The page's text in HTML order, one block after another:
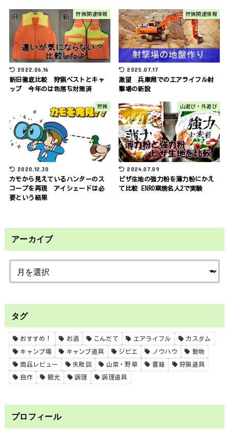
狩猟関連情報
2022.06.16
新旧徹底比較 狩猟ベストとキャ
ップ 今年のは色落ち対策済
狩猟関連情報
2025.07.17
激望 兵庫県でのエアライフル射
撃場の新設
狩猟
2020.12.30
カモから見えているハンターのス
コープを再現 アイシェードは必
要という結果
山遊び・外遊び
2024.07.09
ピザ生地の強力粉を薄力粉にかえ
て比較 ENRO窯焼名人2で実験
アーカイブ
タグ
おすすめ！ お酒 こんだて エアライフル カスタム
キャンプ場 キャンプ道具 ジビエ ノウハウ 動物
商品レビュー 失敗談 山菜・野草 書籍 狩猟道具
自作 観光 調理 調理道具
プロフィール